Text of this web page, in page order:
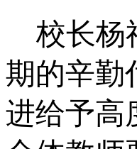
校长杨
期的辛勤
进给予高